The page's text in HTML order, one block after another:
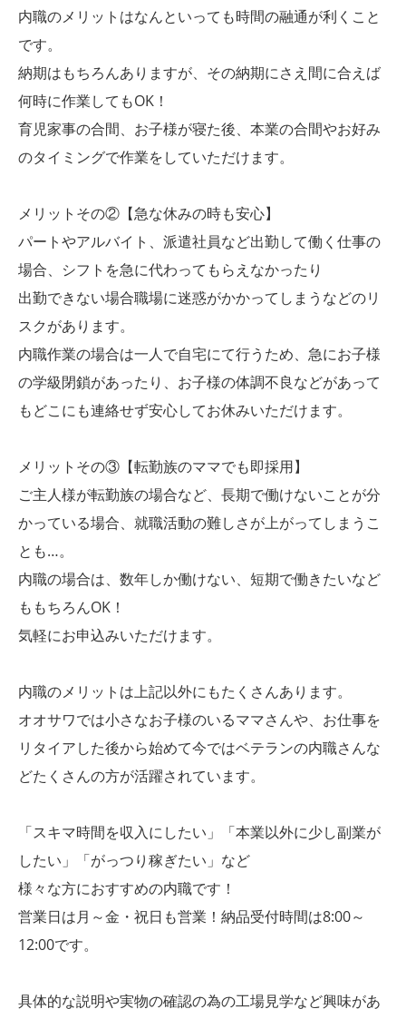
内職のメリットはなんといっても時間の融通が利くこと
です。
納期はもちろんありますが、その納期にさえ間に合えば
何時に作業してもOK！
育児家事の合間、お子様が寝た後、本業の合間やお好み
のタイミングで作業をしていただけます。
メリットその②【急な休みの時も安心】
パートやアルバイト、派遣社員など出勤して働く仕事の
場合、シフトを急に代わってもらえなかったり
出勤できない場合職場に迷惑がかかってしまうなどのリ
スクがあります。
内職作業の場合は一人で自宅にて行うため、急にお子様
の学級閉鎖があったり、お子様の体調不良などがあって
もどこにも連絡せず安心してお休みいただけます。
メリットその③【転勤族のママでも即採用】
ご主人様が転勤族の場合など、長期で働けないことが分
かっている場合、就職活動の難しさが上がってしまうこ
とも…。
内職の場合は、数年しか働けない、短期で働きたいなど
ももちろんOK！
気軽にお申込みいただけます。
内職のメリットは上記以外にもたくさんあります。
オオサワでは小さなお子様のいるママさんや、お仕事を
リタイアした後から始めて今ではベテランの内職さんな
どたくさんの方が活躍されています。
「スキマ時間を収入にしたい」「本業以外に少し副業が
したい」「がっつり稼ぎたい」など
様々な方におすすめの内職です！
営業日は月～金・祝日も営業！納品受付時間は8:00～
12:00です。
具体的な説明や実物の確認の為の工場見学など興味があ